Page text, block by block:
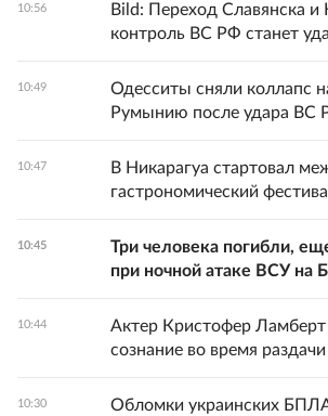
10:56
Bild: Переход Славянска и
контроль ВС РФ станет
10:49
Одесситы сняли коллапс
Румынию после удара ВС
10:47
В Никарагуа стартовал
гастрономический
10:45
Три человека погибли,
при ночной атаке ВСУ на
10:44
Актер Кристофер Ламберт
сознание во время
10:30
Обломки украинских